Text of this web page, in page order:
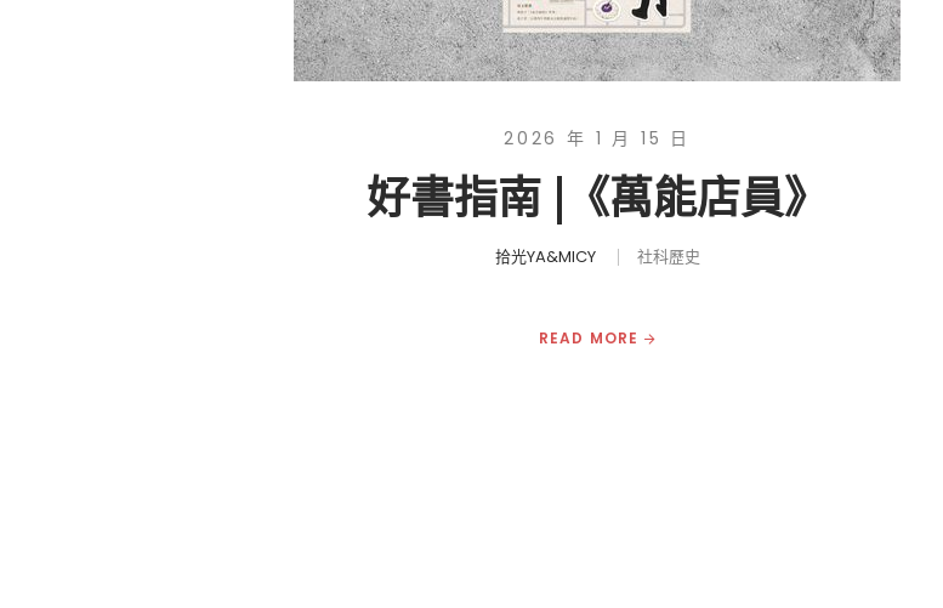
2026 年 1 月 15 日
好書指南 |《萬能店員》
拾光YA&MICY 社科歷史
READ MORE